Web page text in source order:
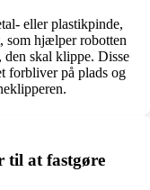
eller plastikpinde,
som hjælper robotten
den skal klippe. Disse
forbliver på plads og
at fastgøre